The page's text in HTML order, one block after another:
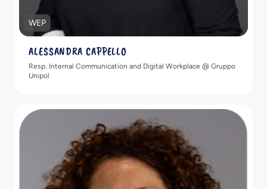
WEP
ALESSANDRA CAPPELLO
Resp. Internal Communication and Digital Workplace @ Gruppo
Unipol